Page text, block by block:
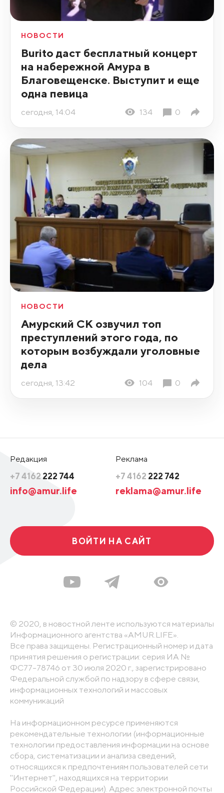
НОВОСТИ
Burito даст бесплатный концерт
на набережной Амура в
Благовещенске. Выступит и еще
одна певица
сегодня, 14:04 134 0
НОВОСТИ
Амурский СК озвучил топ
преступлений этого года, по
которым возбуждали уголовные
дела
сегодня, 13:42 104 0
Редакция
+7 4162 222 744
info@amur.life
Реклама
+7 4162 222 742
reklama@amur.life
ВОЙТИ НА САЙТ
© 2020, в новостной ленте используются материалы
Информационного агентства «AMUR.LIFE».
Все права защищены. Регистрационный номер и дата
принятия решения о регистрации: серия ИА №
ФС77-78746 от 30 июля 2020 г., зарегистрировано
Федеральной службой по надзору в сфере связи,
информационных технологий и массовых
коммуникаций
На информационном ресурсе применяются
рекомендательные технологии (информационные
технологии предоставления информации на основе
сбора, систематизации и анализа сведений,
относящихся к предпочтениям пользователей сети
"Интернет", находящихся на территории
Российской Федерации). Адрес электронной почты